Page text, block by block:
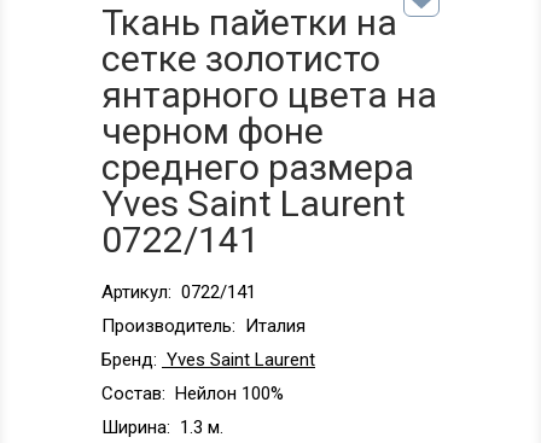
Ткань пайетки на
сетке золотисто
янтарного цвета на
черном фоне
среднего размера
Yves Saint Laurent
0722/141
Артикул: 0722/141
Производитель: Италия
Бренд: Yves Saint Laurent
Состав: Нейлон 100%
Ширина: 1.3 м.